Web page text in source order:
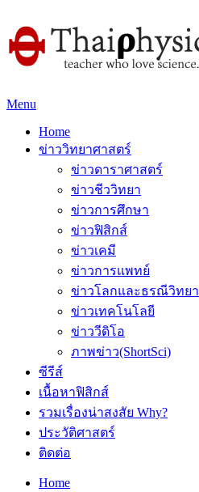
Menu
Home
ข่าววิทยาศาสตร์
ข่าวดาราศาสตร์
ข่าวชีววิทยา
ข่าวการศึกษา
ข่าวฟิสิกส์
ข่าวเคมี
ข่าวการแพทย์
ข่าวโลกและธรณีวิทยา
ข่าวเทคโนโลยี
ข่าววีดิโอ
ภาพข่าว(ShortSci)
ซีรีส์
เนื้อหาฟิสิกส์
รวมเรื่องน่าสงสัย Why?
ประวัติศาสตร์
ติดต่อ
Home